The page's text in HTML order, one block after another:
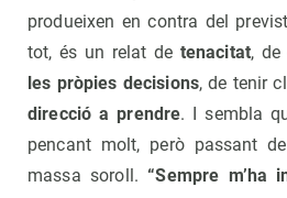
produeixen en contra del
tot, és un relat de tenacitat, de
les pròpies decisions, de tenir
direcció a prendre. I sembla
pencant molt, però passant
massa soroll. “Sempre m’ha